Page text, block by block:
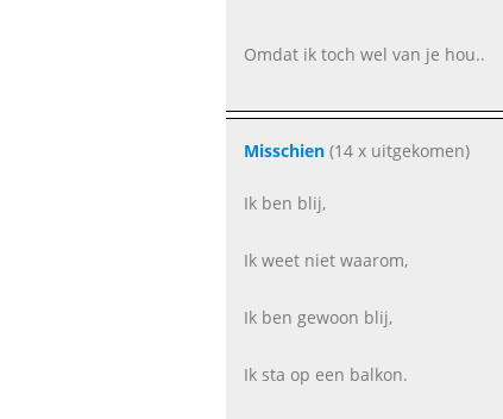
Omdat ik toch wel van je hou..
Misschien(14 x uitgekomen)
Ik ben blij,
Ik weet niet waarom,
Ik ben gewoon blij,
Ik sta op een balkon.